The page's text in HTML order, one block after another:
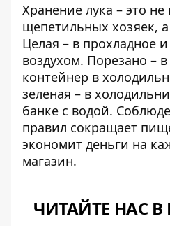
Хранение лука – это не
щепетильных хозяек,
Целая – в прохладное
воздухом. Порезано –
контейнер в
зеленая – в
банке с водой.
правил сокращает
экономит деньги на
магазин.
ЧИТАЙТЕ НАС В